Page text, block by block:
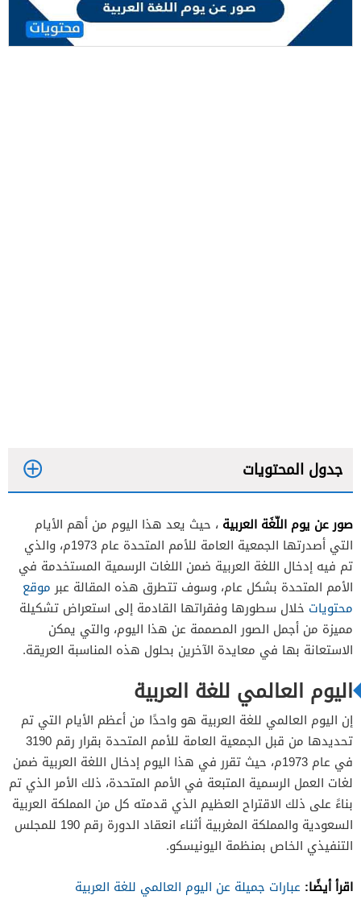
جدول المحتويات
صور عن يوم اللّغَة العربية ، حيث يعد هذا اليوم من أهم الأيام
التي أصدرتها الجمعية العامة للأمم المتحدة عام 1973م، والذي
تم فيه إدخال اللغة العربية ضمن اللغات الرسمية المستخدمة في
الأمم المتحدة بشكل عام، وسوف تتطرق هذه المقالة عبرموقع
محتويات خلال سطورها وفقراتها القادمة إلى استعراض تشكيلة
مميزة من أجمل الصور المصممة عن هذا اليوم، والتي يمكن
الاستعانة بها في معايدة الآخرين بحلول هذه المناسبة العريقة.
اليوم العالمي للغة العربية
إن اليوم العالمي للغة العربية هو واحدًا من أعظم الأيام التي تم
تحديدها من قبل الجمعية العامة للأمم المتحدة بقرار رقم 3190
في عام 1973م، حيث تقرر في هذا اليوم إدخال اللغة العربية ضمن
لغات العمل الرسمية المتبعة في الأمم المتحدة، ذلك الأمر الذي تم
بناءً على ذلك الاقتراح العظيم الذي قدمته كل من المملكة العربية
السعودية والمملكة المغربية أثناء انعقاد الدورة رقم 190 للمجلس
التنفيذي الخاص بمنظمة اليونيسكو.
اقرأ أيضًا: عبارات جميلة عن اليوم العالمي للغة العربية